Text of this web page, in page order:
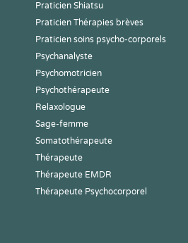
Praticien Shiatsu
Praticien Thérapies brèves
Praticien soins psycho-corporels
Psychanalyste
Psychomotricien
Psychothérapeute
Relaxologue
Sage-femme
Somatothérapeute
Thérapeute
Thérapeute EMDR
Thérapeute Psychocorporel